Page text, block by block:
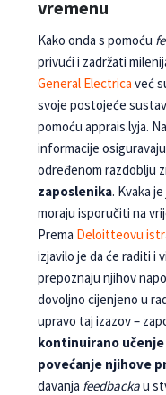
vremenu
Kako onda s pomoću
privući i zadržati
General Electrica već
svoje postojeće
pomoću apprais.lyja.
informacije
određenom razdoblju
za­poslenika. Kvaka
moraju isporučiti na
Prema Deloitteovu
izjavilo je da će raditi i
prepoznaju njihov
dovoljno cijenjeno u
upravo taj izazov –
kontinuirano učenje
povećanje njihove
davanja feedbackau